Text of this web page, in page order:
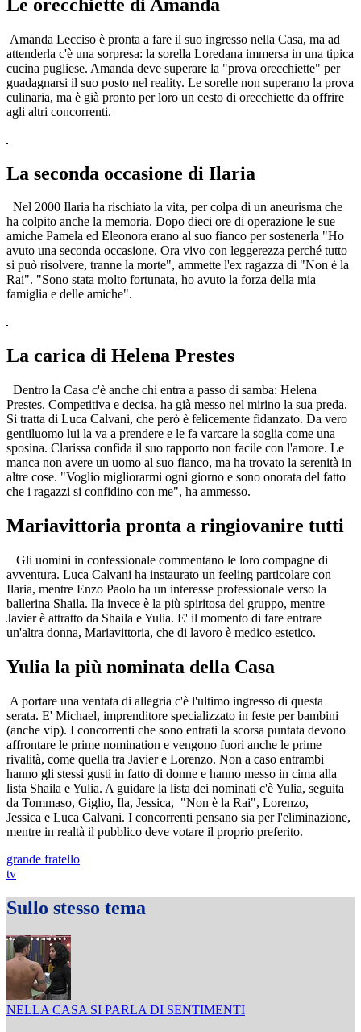
Le orecchiette di Amanda
Amanda Lecciso è pronta a fare il suo ingresso nella Casa, ma ad
attenderla c'è una sorpresa: la sorella Loredana immersa in una tipica
cucina pugliese. Amanda deve superare la "prova orecchiette" per
guadagnarsi il suo posto nel reality. Le sorelle non superano la prova
culinaria, ma è già pronto per loro un cesto di orecchiette da offrire
agli altri concorrenti.
La seconda occasione di Ilaria
Nel 2000 Ilaria ha rischiato la vita, per colpa di un aneurisma che
ha colpito anche la memoria. Dopo dieci ore di operazione le sue
amiche Pamela ed Eleonora erano al suo fianco per sostenerla "Ho
avuto una seconda occasione. Ora vivo con leggerezza perché tutto
si può risolvere, tranne la morte", ammette l'ex ragazza di "Non è la
Rai". "Sono stata molto fortunata, ho avuto la forza della mia
famiglia e delle amiche".
La carica di Helena Prestes
Dentro la Casa c'è anche chi entra a passo di samba: Helena
Prestes. Competitiva e decisa, ha già messo nel mirino la sua preda.
Si tratta di Luca Calvani, che però è felicemente fidanzato. Da vero
gentiluomo lui la va a prendere e le fa varcare la soglia come una
sposina. Clarissa confida il suo rapporto non facile con l'amore. Le
manca non avere un uomo al suo fianco, ma ha trovato la serenità in
altre cose. "Voglio migliorarmi ogni giorno e sono onorata del fatto
che i ragazzi si confidino con me", ha ammesso.
Mariavittoria pronta a ringiovanire tutti
Gli uomini in confessionale commentano le loro compagne di
avventura. Luca Calvani ha instaurato un feeling particolare con
Ilaria, mentre Enzo Paolo ha un interesse professionale verso la
ballerina Shaila. Ila invece è la più spiritosa del gruppo, mentre
Javier è attratto da Shaila e Yulia. E' il momento di fare entrare
un'altra donna, Mariavittoria, che di lavoro è medico estetico.
Yulia la più nominata della Casa
A portare una ventata di allegria c'è l'ultimo ingresso di questa
serata. E' Michael, imprenditore specializzato in feste per bambini
(anche vip). I concorrenti che sono entrati la scorsa puntata devono
affrontare le prime nomination e vengono fuori anche le prime
rivalità, come quella tra Javier e Lorenzo. Non a caso entrambi
hanno gli stessi gusti in fatto di donne e hanno messo in cima alla
lista Shaila e Yulia. A guidare la lista dei nominati c'è Yulia, seguita
da Tommaso, Giglio, Ila, Jessica, "Non è la Rai", Lorenzo,
Jessica e Luca Calvani. I concorrenti pensano sia per l'eliminazione,
mentre in realtà il pubblico deve votare il proprio preferito.
grande fratello
tv
Sullo stesso tema
NELLA CASA SI PARLA DI SENTIMENTI